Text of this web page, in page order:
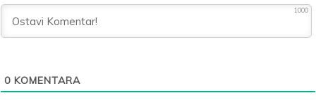
1000
0 KOMENTARA